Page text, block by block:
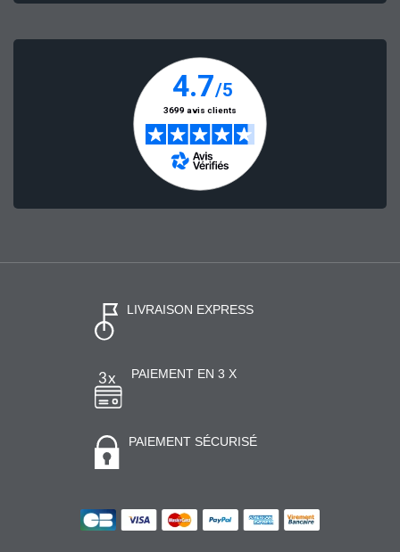
LIVRAISON EXPRESS
PAIEMENT EN 3 X
PAIEMENT SÉCURISÉ